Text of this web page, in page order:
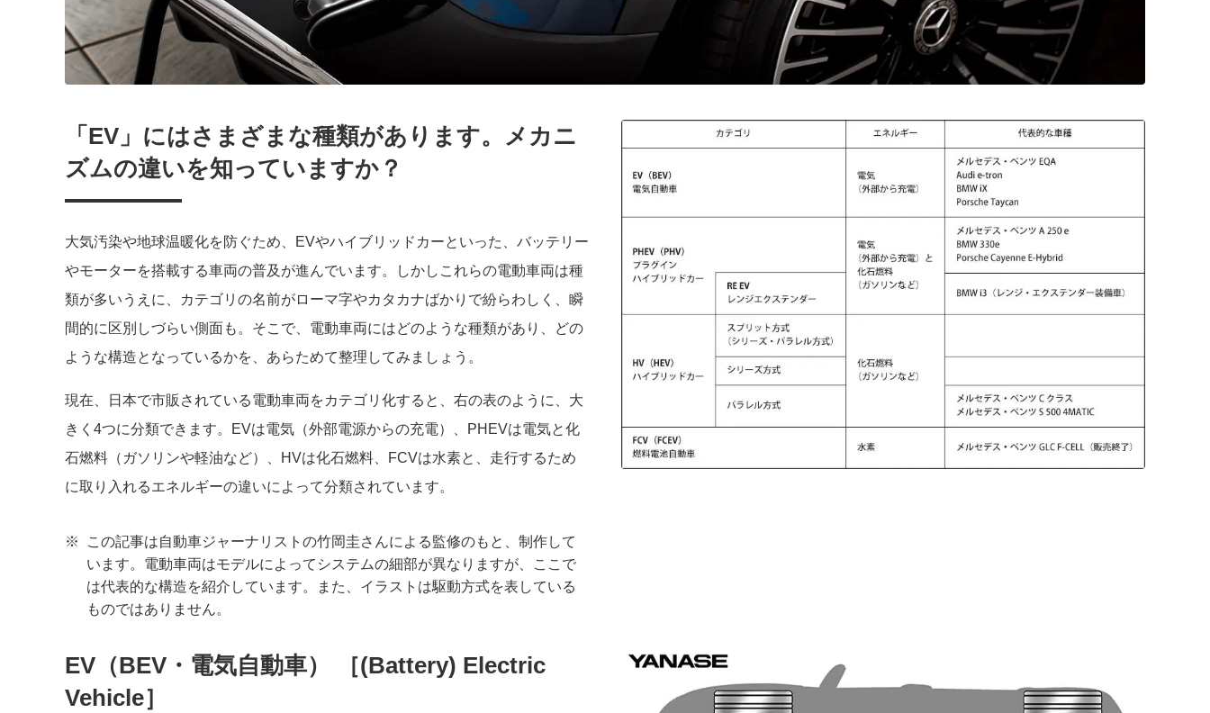
「EV」にはさまざまな種類があります。メカニ
ズムの違いを知っていますか？
大気汚染や地球温暖化を防ぐため、EVやハイブリッドカーといった、バッテリー
やモーターを搭載する車両の普及が進んでいます。しかしこれらの電動車両は種
類が多いうえに、カテゴリの名前がローマ字やカタカナばかりで紛らわしく、瞬
間的に区別しづらい側面も。そこで、電動車両にはどのような種類があり、どの
ような構造となっているかを、あらためて整理してみましょう。
現在、日本で市販されている電動車両をカテゴリ化すると、右の表のように、大
きく4つに分類できます。EVは電気（外部電源からの充電）、PHEVは電気と化
石燃料（ガソリンや軽油など）、HVは化石燃料、FCVは水素と、走行するため
に取り入れるエネルギーの違いによって分類されています。
※
この記事は自動車ジャーナリストの竹岡圭さんによる監修のもと、制作して
います。電動車両はモデルによってシステムの細部が異なりますが、ここで
は代表的な構造を紹介しています。また、イラストは駆動方式を表している
ものではありません。
EV（BEV・電気自動車） ［(Battery) Electric
Vehicle］